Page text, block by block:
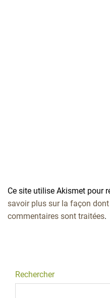
Ce site utilise Akismet pour
savoir plus sur la façon
commentaires sont traitées.
Rechercher